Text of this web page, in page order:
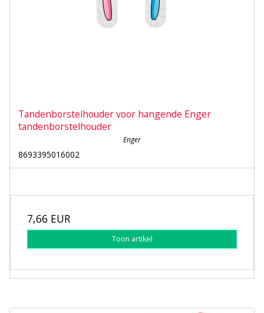
Tandenborstelhouder voor hangende Enger
tandenborstelhouder
Enger
8693395016002
7,66 EUR
Toon artikel